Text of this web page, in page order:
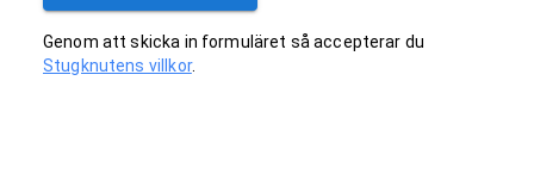
Genom att skicka in formuläret så accepterar du
Stugknutens villkor.